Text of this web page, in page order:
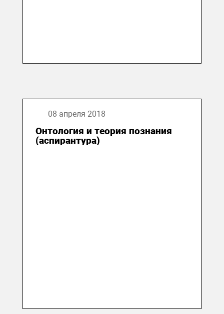
08 апреля 2018
Онтология и теория познания
(аспирантура)